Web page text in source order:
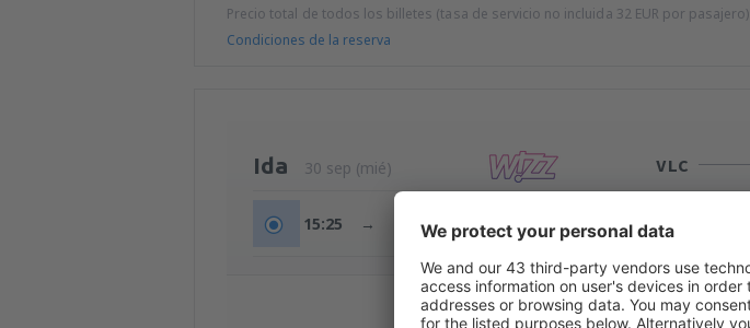
Precio total de todos los billetes (tasa de servicio no incluida 32 EUR por pasajero)
Condiciones de la reserva
Ida 30 sep (mié) VLC
15:25 → 17:30 Duración total del viaje: 2h 5min